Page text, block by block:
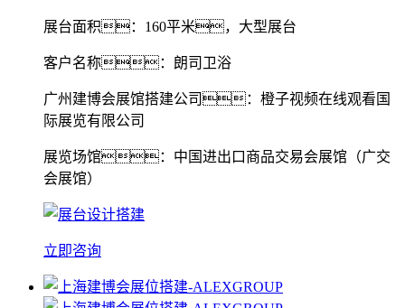
展台面积：160平米，大型展台
客户名称：朗司卫浴
广州建博会展馆搭建公司：橙子视频在线观看国
际展览有限公司
展览场馆：中国进出口商品交易会展馆（广交
会展馆）
立即咨询